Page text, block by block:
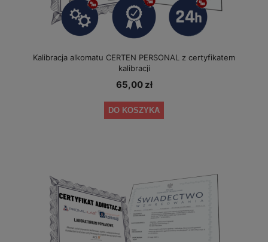
Kalibracja alkomatu CERTEN PERSONAL z certyfikatem
kalibracji
65,00 zł
DO KOSZYKA